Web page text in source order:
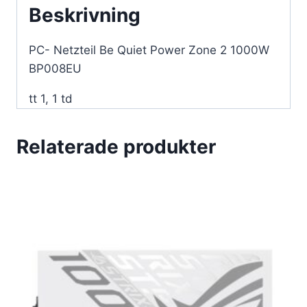
Beskrivning
PC- Netzteil Be Quiet Power Zone 2 1000W
BP008EU
tt 1, 1 td
Relaterade produkter